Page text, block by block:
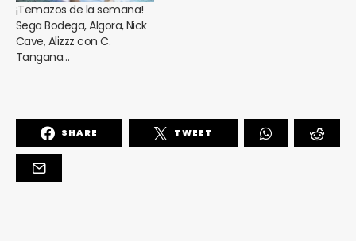
¡Temazos de la semana!
Sega Bodega, Algora, Nick
Cave, Alizzz con C.
Tangana…
SHARE TWEET